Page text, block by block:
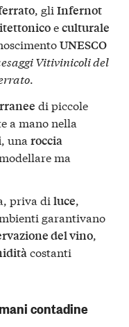
, gli Infernot
eculturale
UNESCO
Vitivinicoli del
.
di piccole
a mano nella
, una roccia
ma
priva di luce,
garantivano
del vino,
costanti
contadine